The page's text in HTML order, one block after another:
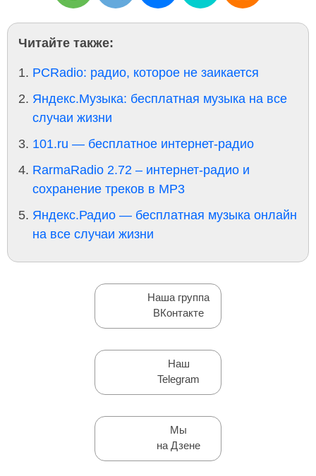
Читайте также:
PCRadio: радио, которое не заикается
Яндекс.Музыка: бесплатная музыка на все
случаи жизни
101.ru — бесплатное интернет-радио
RarmaRadio 2.72 – интернет-радио и
сохранение треков в MP3
Яндекс.Радио — бесплатная музыка онлайн
на все случаи жизни
Наша группа
ВКонтакте
Наш
Telegram
Мы
на Дзене